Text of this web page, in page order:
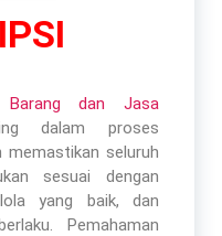
Barang dan Jasa
dalam proses
seluruh
sesuai dengan
yang baik, dan
Pemahaman